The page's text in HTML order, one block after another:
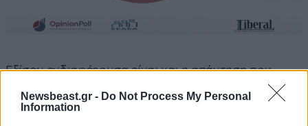
Newsbeast.gr - Do Not Process My Personal
Information
Εξίσου ενδιαφέρουσα είναι και η απάντηση που
δίνουν οι πολίτες στο ερώτημα, αν «πιστεύετε ότι η
Τουρκία φοβάται τη στρατιωτική ισχύ του Ισραήλ»,